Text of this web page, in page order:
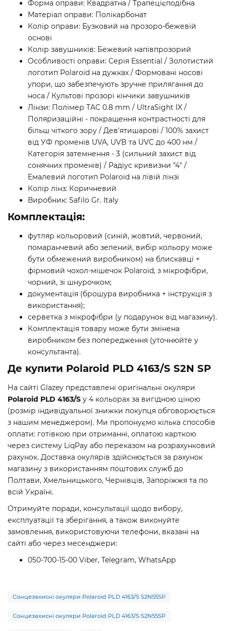
Форма оправи: Квадратна / Трапецієподібна
Матеріал оправи: Полікарбонат
Колір оправи: Бузковий на прозоро-бежевій
основі
Колір завушників: Бежевий напівпрозорий
Особливості оправи: Серія Essential / Золотистий
логотип Polaroid на дужках / Формовані носові
упори, що забезпечують зручне прилягання до
носа / Культові прозорі кінчики завушників
Лінзи: Полімер TAC 0.8 mm / UltraSight IX /
Поляризаційні - покращення контрастності для
більш чіткого зору / Дев'ятишарові / 100% захист
від УФ променів UVA, UVB та UVC до 400 нм /
Категорія затемнення - 3 (сильний захист від
сонячних променів) / Радіус кривизни "4" /
Емалевий логотип Polaroid на лівій лінзі
Колір лінз: Коричневий
Виробник: Safilo Gr. Italy
Комплектація:
футляр кольоровий (синій, жовтий, червоний,
помаранчевий або зелений, вибір кольору може
бути обмежений виробником) на блискавці +
фірмовий чохол-мішечок Polaroid, з мікрофібри,
чорний, зі шнурочком;
документація (брошура виробника + інструкція з
використання);
серветка з мікрофібри (у подарунок від магазину).
Комплектація товару може бути змінена
виробником без попередження (уточнюйте у
консультанта).
Де купити Polaroid PLD 4163/S S2N SP
На сайті Glazey представлені оригінальні окуляри
Polaroid PLD 4163/S у 4 кольорах за вигідною ціною
(розмір індивідуальної знижки покупця обговорюється
з нашим менеджером). Ми пропонуємо кілька способів
оплати: готівкою при отриманні, оплатою карткою
через систему LiqPay або переказом на розрахунковий
рахунок. Доставка окулярів здійснюється за рахунок
магазину з використанням поштових служб до
Полтави, Хмельницького, Чернівців, Запоріжжя та по
всій Україні.
Отримуйте поради, консультації щодо вибору,
експлуатації та зберігання, а також виконуйте
замовлення, використовуючи телефони, вказані на
сайті або через месенджери:
050-700-15-00 Viber, Telegram, WhatsApp
Сонцезахисні окуляри Polaroid PLD 4163/S S2N55SP
Сонцезахисні окуляри Polaroid PLD 4163/S S2N55SP